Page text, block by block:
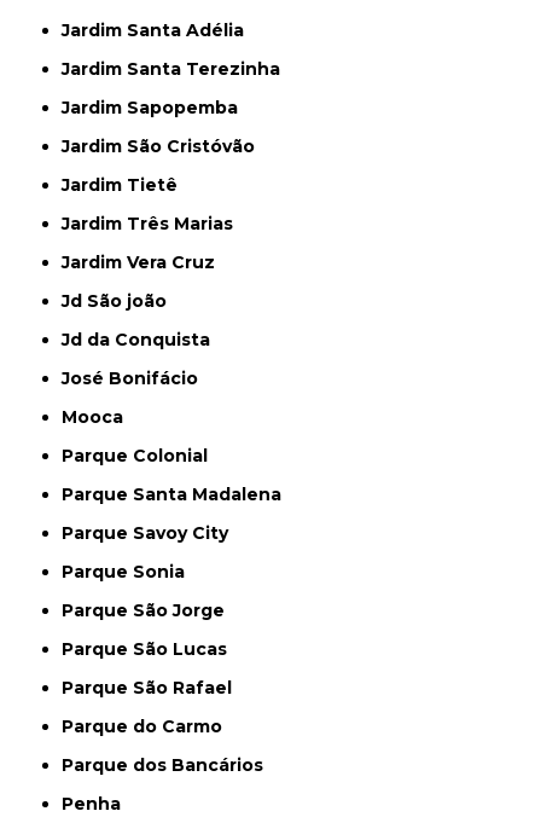
Jardim Santa Adélia
Jardim Santa Terezinha
Jardim Sapopemba
Jardim São Cristóvão
Jardim Tietê
Jardim Três Marias
Jardim Vera Cruz
Jd São joão
Jd da Conquista
José Bonifácio
Mooca
Parque Colonial
Parque Santa Madalena
Parque Savoy City
Parque Sonia
Parque São Jorge
Parque São Lucas
Parque São Rafael
Parque do Carmo
Parque dos Bancários
Penha